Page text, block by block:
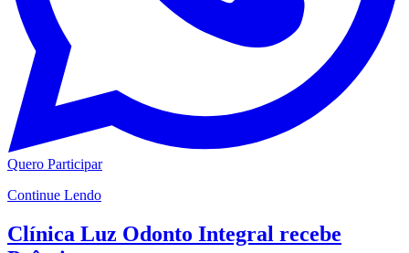
Quero Participar
Continue Lendo
Clínica Luz Odonto Integral recebe